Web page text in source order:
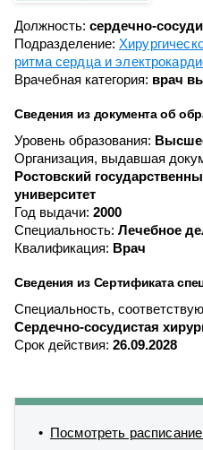
Должность: сердечно-
Подразделение:
ритма сердца и
Врачебная категория: врач
Сведения из документа об
Уровень образования:
Организация, выдавшая
Ростовский
университет
Год выдачи: 2000
Специальность: Лечебное
Квалификация: Врач
Сведения из Сертификата
Специальность,
Сердечно-сосудистая
Срок действия: 26.09.2028
Посмотреть